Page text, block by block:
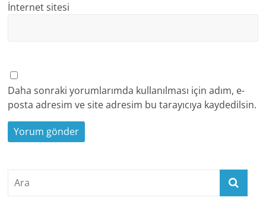
İnternet sitesi
Daha sonraki yorumlarımda kullanılması için adım, e-
posta adresim ve site adresim bu tarayıcıya kaydedilsin.